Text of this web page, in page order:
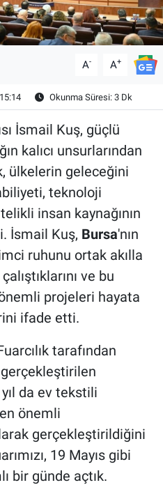
A- A+
Okunma Süresi: 3 Dk
İsmail Kuş, güçlü
kalıcı unsurlarından
ülkelerin geleceğini
teknoloji
insan kaynağının
İsmail Kuş, Bursa'nın
ruhunu ortak akılla
ve bu
projeleri hayata
ifade etti.
tarafından
yıl da ev tekstili
önemli
gerçekleştirildiğini
19 Mayıs gibi
bir günde açtık.